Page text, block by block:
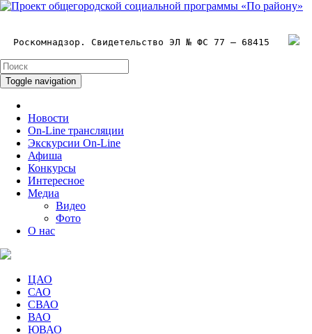
Роскомнадзор. Свидетельство ЭЛ № ФС 77 – 68415
Toggle navigation
Новости
On-Line трансляции
Экскурсии On-Line
Афиша
Конкурсы
Интересное
Медиа
Видео
Фото
О нас
ЦАО
САО
СВАО
ВАО
ЮВАО